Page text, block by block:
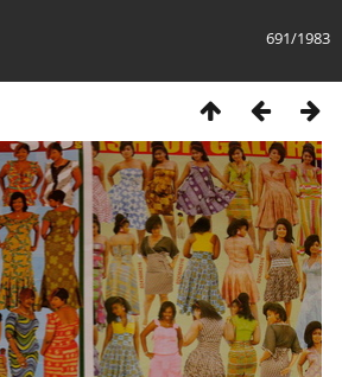
691/1983